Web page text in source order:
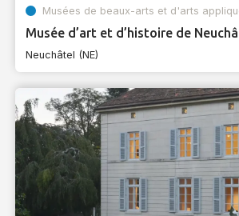
Musées de beaux-arts et d'arts
Musée d’art et d’histoire de
Neuchâtel (NE)